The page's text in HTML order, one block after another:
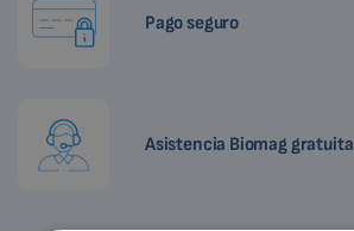
Pago seguro
Asistencia Biomag gratuita